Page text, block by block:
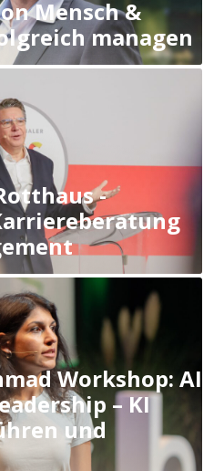
Mensch &
managen
-
Workshop: AI
– KI
und